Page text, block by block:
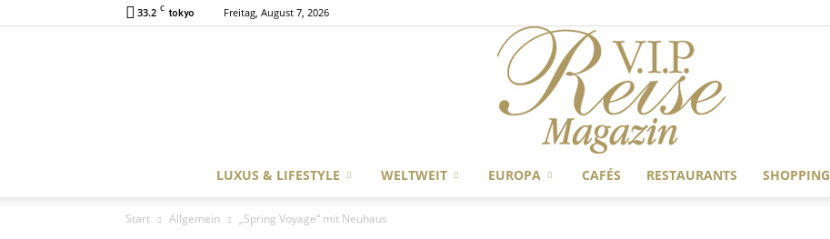
33.2 C tokyo Freitag, August 7, 2026
LUXUS & LIFESTYLE WELTWEIT EUROPA CAFÉS RESTAURANTS SHOPPING
Start Allgemein „Spring Voyage“ mit Neuhaus